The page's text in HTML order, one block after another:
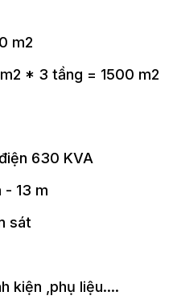
m2
* 3 tầng = 1500 m2
630 KVA
- 13 m
sát
kiện ,phụ liệu....